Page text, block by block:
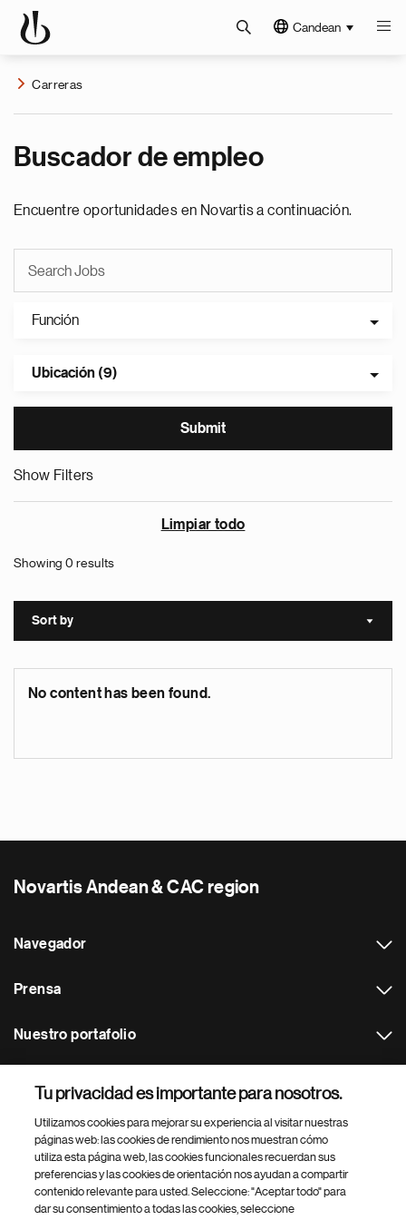
Candean
Carreras
Buscador de empleo
Encuentre oportunidades en Novartis a continuación.
Función
Ubicación (9)
Show Filters
Limpiar todo
Showing 0 results
Sort by Sort
No content has been found.
Novartis Andean & CAC region
Navegador
Prensa
Nuestro portafolio
Footer Site Search
Tu privacidad es importante para nosotros.
Utilizamos cookies para mejorar su experiencia al visitar nuestras
páginas web: las cookies de rendimiento nos muestran cómo
utiliza esta página web, las cookies funcionales recuerdan sus
preferencias y las cookies de orientación nos ayudan a compartir
contenido relevante para usted. Seleccione: "Aceptar todo" para
dar su consentimiento a todas las cookies, seleccione